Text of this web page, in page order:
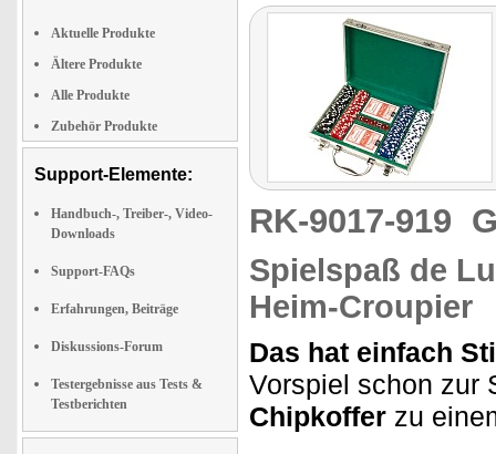
Aktuelle Produkte
Ältere Produkte
Alle Produkte
Zubehör Produkte
Support-Elemente:
Handbuch-, Treiber-, Video-
Downloads
Support-FAQs
Erfahrungen, Beiträge
Diskussions-Forum
Testergebnisse aus Tests &
Testberichten
RK-9017-919
Spielspaß de
Heim-Croupier
Das hat einfach
Vorspiel schon zur
Chipkoffer zu